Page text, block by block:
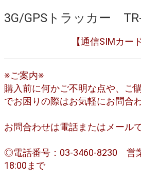
3G/GPSトラッカー
【通信SIMカー
※ご案内※
購入前に何かご不明な点や、ご
でお困りの際はお気軽にお問合
お問合わせは電話またはメール
◎電話番号：03-3460-8230 営
18:00まで